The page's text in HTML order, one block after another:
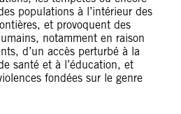
populations à l’intérieur des
et provoquent des
notamment en raison
d’un accès perturbé à la
santé et à l’éducation, et
fondées sur le genre